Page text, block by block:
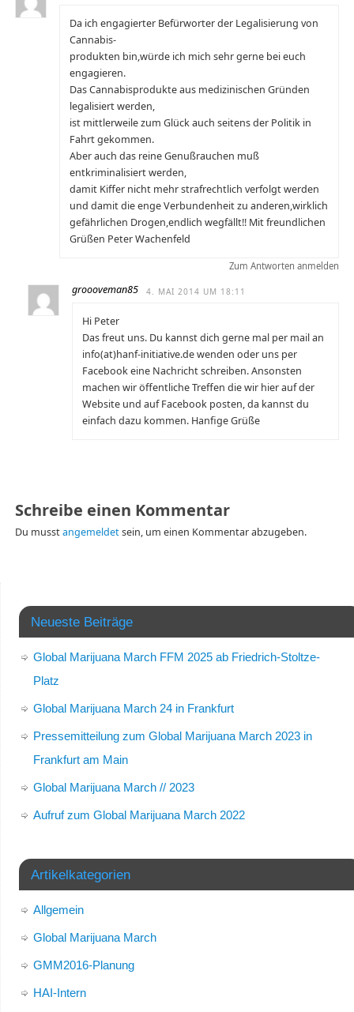
Da ich engagierter Befürworter der Legalisierung von
Cannabis-
produkten bin,würde ich mich sehr gerne bei euch
engagieren.
Das Cannabisprodukte aus medizinischen Gründen
legalisiert werden,
ist mittlerweile zum Glück auch seitens der Politik in
Fahrt gekommen.
Aber auch das reine Genußrauchen muß
entkriminalisiert werden,
damit Kiffer nicht mehr strafrechtlich verfolgt werden
und damit die enge Verbundenheit zu anderen,wirklich
gefährlichen Drogen,endlich wegfällt!! Mit freundlichen
Grüßen Peter Wachenfeld
Zum Antworten anmelden
groooveman85 4. MAI 2014 UM 18:11
Hi Peter
Das freut uns. Du kannst dich gerne mal per mail an
info(at)hanf-initiative.de wenden oder uns per
Facebook eine Nachricht schreiben. Ansonsten
machen wir öffentliche Treffen die wir hier auf der
Website und auf Facebook posten, da kannst du
einfach dazu kommen. Hanfige Grüße
Schreibe einen Kommentar
Du musstangemeldetsein, um einen Kommentar abzugeben.
Neueste Beiträge
Global Marijuana March FFM 2025 ab Friedrich-Stoltze-
Platz
Global Marijuana March 24 in Frankfurt
Pressemitteilung zum Global Marijuana March 2023 in
Frankfurt am Main
Global Marijuana March // 2023
Aufruf zum Global Marijuana March 2022
Artikelkategorien
Allgemein
Global Marijuana March
GMM2016-Planung
HAI-Intern